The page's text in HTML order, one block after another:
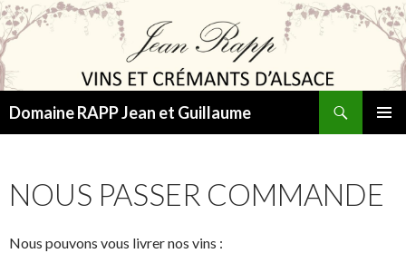
Domaine RAPP Jean et Guillaume
NOUS PASSER COMMANDE
Nous pouvons vous livrer nos vins :